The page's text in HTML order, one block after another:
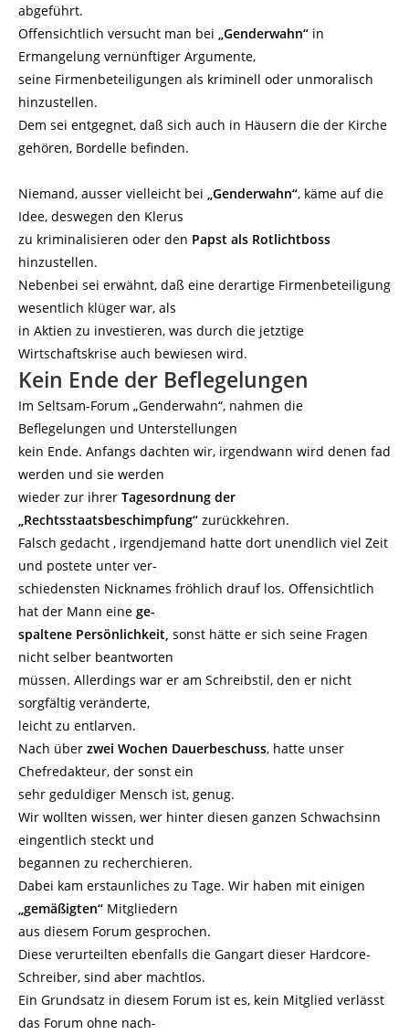
abgeführt.
Offensichtlich versucht man bei „Genderwahn“ in
Ermangelung vernünftiger Argumente,
seine Firmenbeteiligungen als kriminell oder unmoralisch
hinzustellen.
Dem sei entgegnet, daß sich auch in Häusern die der Kirche
gehören, Bordelle befinden.
Niemand, ausser vielleicht bei „Genderwahn“, käme auf die
Idee, deswegen den Klerus
zu kriminalisieren oder den Papst als Rotlichtboss
hinzustellen.
Nebenbei sei erwähnt, daß eine derartige Firmenbeteiligung
wesentlich klüger war, als
in Aktien zu investieren, was durch die jetztige
Wirtschaftskrise auch bewiesen wird.
Kein Ende der Beflegelungen
Im Seltsam-Forum „Genderwahn“, nahmen die
Beflegelungen und Unterstellungen
kein Ende. Anfangs dachten wir, irgendwann wird denen fad
werden und sie werden
wieder zur ihrer Tagesordnung der
„Rechtsstaatsbeschimpfung“ zurückkehren.
Falsch gedacht , irgendjemand hatte dort unendlich viel Zeit
und postete unter ver-
schiedensten Nicknames fröhlich drauf los. Offensichtlich
hat der Mann eine ge-
spaltene Persönlichkeit, sonst hätte er sich seine Fragen
nicht selber beantworten
müssen. Allerdings war er am Schreibstil, den er nicht
sorgfältig veränderte,
leicht zu entlarven.
Nach über zwei Wochen Dauerbeschuss, hatte unser
Chefredakteur, der sonst ein
sehr geduldiger Mensch ist, genug.
Wir wollten wissen, wer hinter diesen ganzen Schwachsinn
eingentlich steckt und
begannen zu recherchieren.
Dabei kam erstaunliches zu Tage. Wir haben mit einigen
„gemäßigten“ Mitgliedern
aus diesem Forum gesprochen.
Diese verurteilten ebenfalls die Gangart dieser Hardcore-
Schreiber, sind aber machtlos.
Ein Grundsatz in diesem Forum ist es, kein Mitglied verlässt
das Forum ohne nach-